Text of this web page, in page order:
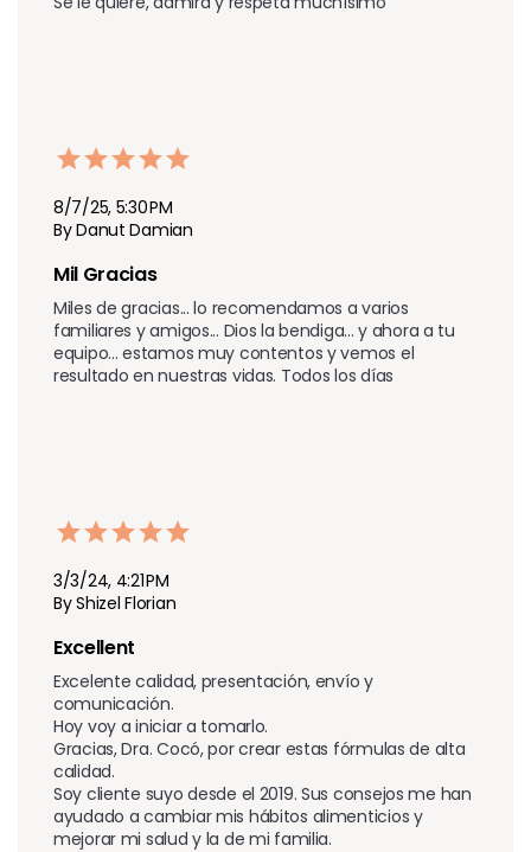
8/7/25, 5:30 PM
By Danut Damian
Mil Gracias
Miles de gracias... lo recomendamos a varios
familiares y amigos... Dios la bendiga... y ahora a tu
equipo... estamos muy contentos y vemos el
resultado en nuestras vidas. Todos los días
3/3/24, 4:21 PM
By Shizel Florian
Excellent
Excelente calidad, presentación, envío y
comunicación.
Hoy voy a iniciar a tomarlo.
Gracias, Dra. Cocó, por crear estas fórmulas de alta
calidad.
Soy cliente suyo desde el 2019. Sus consejos me han
ayudado a cambiar mis hábitos alimenticios y
mejorar mi salud y la de mi familia.